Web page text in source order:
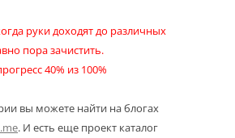
руки доходят до различных
пора зачистить.
40% из 100%
вы можете найти на блогах
. И есть еще проект каталог